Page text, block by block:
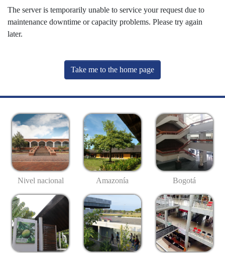
The server is temporarily unable to service your request due to
maintenance downtime or capacity problems. Please try again
later.
Take me to the home page
Nivel nacional Amazonía Bogotá